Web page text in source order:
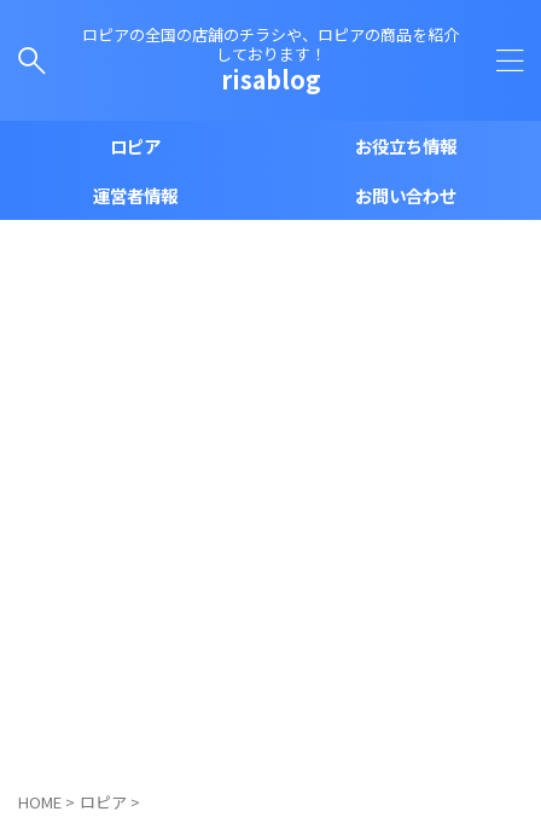
ロピアの全国の店舗のチラシや、ロピアの商品を紹介
しております！
risablog
ロピア
お役立ち情報
運営者情報
お問い合わせ
HOME > ロピア >